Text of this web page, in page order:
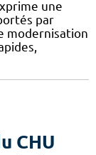
une
par
modernisation
CHU